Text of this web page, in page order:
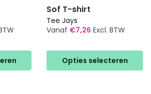
Sof T-shirt
Tee Jays
Vanaf €7,26 Excl. BTW
Opties selecteren
product
heeft